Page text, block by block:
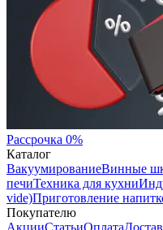
Рассрочка 0%
Каталог
ВакуумированиеВинные
печиТехника для кухни
vide)Приготовление
Покупателю
АкцииСтатьиОплата